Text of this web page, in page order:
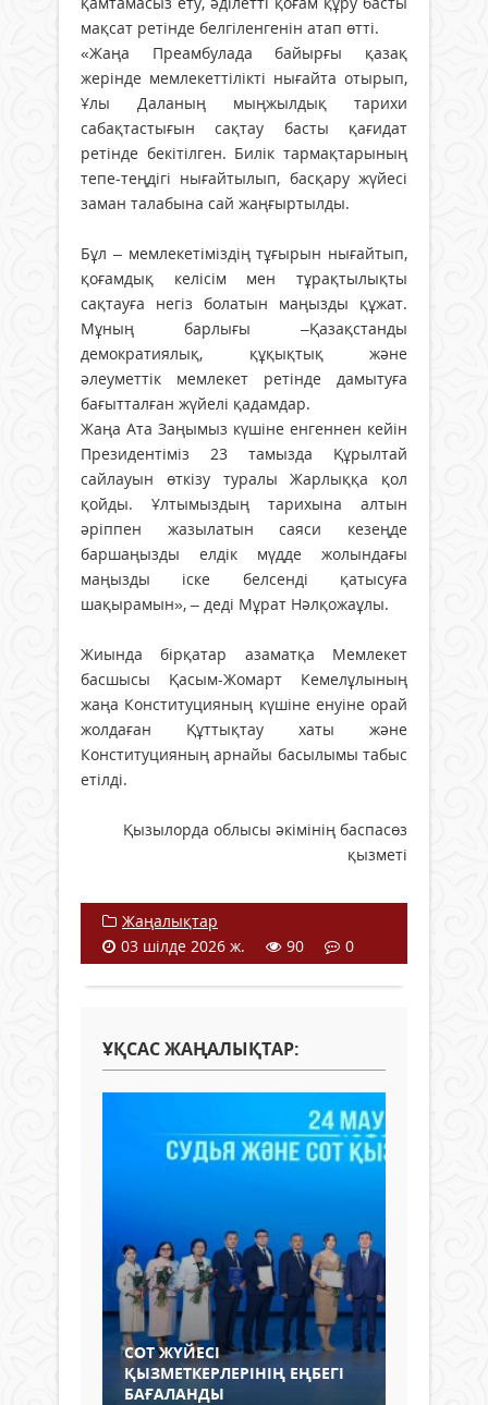
мақсат ретінде белгіленгенін атап өтті.
«Жаңа Преамбулада байырғы қазақ
жерінде мемлекеттілікті нығайта отырып,
Ұлы Даланың мыңжылдық тарихи
сабақтастығын сақтау басты қағидат
ретінде бекітілген. Билік тармақтарының
тепе-теңдігі нығайтылып, басқару жүйесі
заман талабына сай жаңғыртылды.
Бұл – мемлекетіміздің тұғырын нығайтып,
қоғамдық келісім мен тұрақтылықты
сақтауға негіз болатын маңызды құжат.
Мұның барлығы –Қазақстанды
демократиялық, құқықтық және
әлеуметтік мемлекет ретінде дамытуға
бағытталған жүйелі қадамдар.
Жаңа Ата Заңымыз күшіне енгеннен кейін
Президентіміз 23 тамызда Құрылтай
сайлауын өткізу туралы Жарлыққа қол
қойды. Ұлтымыздың тарихына алтын
әріппен жазылатын саяси кезеңде
баршаңызды елдік мүдде жолындағы
маңызды іске белсенді қатысуға
шақырамын», – деді Мұрат Нәлқожаұлы.
Жиында бірқатар азаматқа Мемлекет
басшысы Қасым-Жомарт Кемелұлының
жаңа Конституцияның күшіне енуіне орай
жолдаған Құттықтау хаты және
Конституцияның арнайы басылымы табыс
етілді.
Қызылорда облысы әкімінің баспасөз
қызметі
Жаңалықтар
03 шілде 2026 ж.
90 0
ҰҚСАС ЖАҢАЛЫҚТАР:
СОТ ЖҮЙЕСІ
ҚЫЗМЕТКЕРЛЕРІНІҢ ЕҢБЕГІ
БАҒАЛАНДЫ